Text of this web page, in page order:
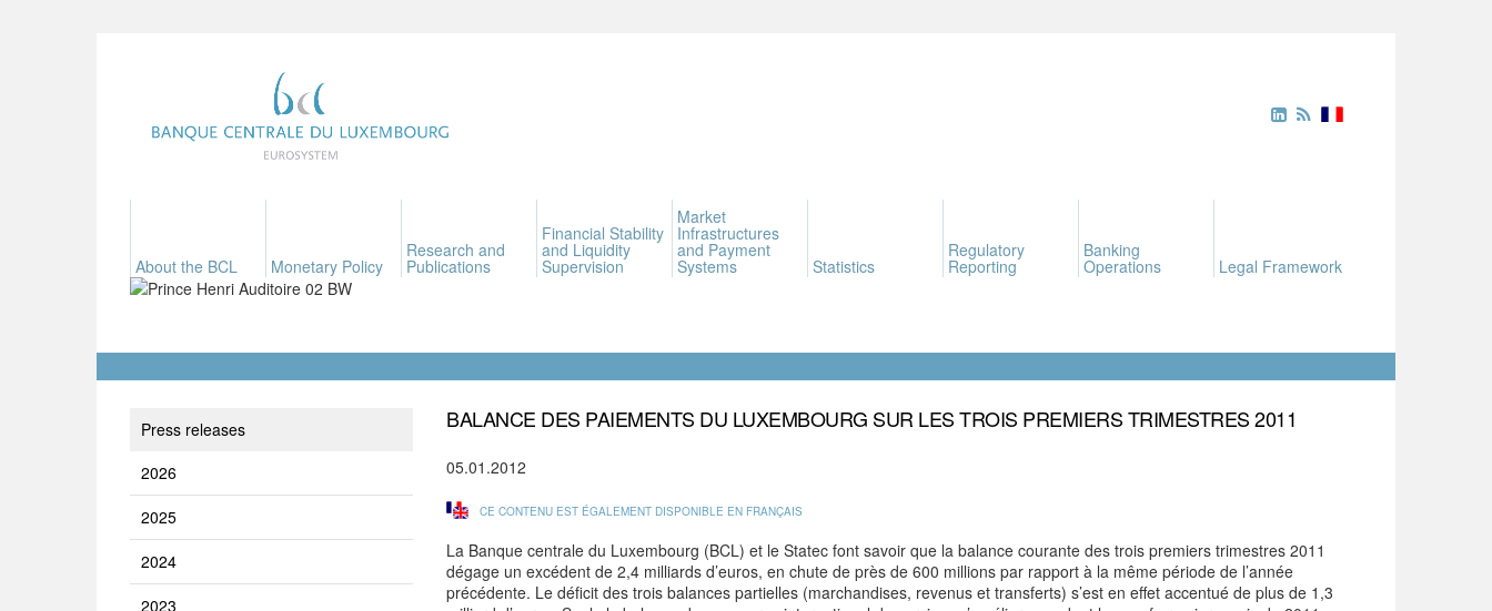
About the BCL Monetary Policy
Research and
Publications
Financial Stability
and Liquidity
Supervision
Market
Infrastructures
and Payment
Systems Statistics
Regulatory
Reporting
Banking
Operations Legal Framework
Press releases
2026
2025
2024
2023
BALANCE DES PAIEMENTS DU LUXEMBOURG SUR LES TROIS PREMIERS TRIMESTRES 2011
05.01.2012
CE CONTENU EST ÉGALEMENT DISPONIBLE EN FRANÇAIS
La Banque centrale du Luxembourg (BCL) et le Statec font savoir que la balance courante des trois premiers trimestres 2011
dégage un excédent de 2,4 milliards d’euros, en chute de près de 600 millions par rapport à la même période de l’année
précédente. Le déficit des trois balances partielles (marchandises, revenus et transferts) s’est en effet accentué de plus de 1,3